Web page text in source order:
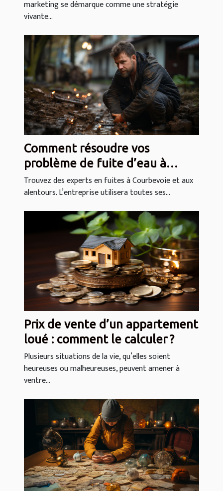
marketing se démarque comme une stratégie
vivante...
Comment résoudre vos
problème de fuite d’eau à
Courbevoie (92 400)
Trouvez des experts en fuites à Courbevoie et aux
alentours. L’entreprise utilisera toutes ses...
Prix de vente d’un appartement
loué : comment le calculer ?
Plusieurs situations de la vie, qu’elles soient
heureuses ou malheureuses, peuvent amener à
ventre...